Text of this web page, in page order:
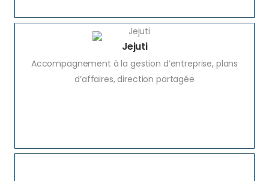
Jejuti
Accompagnement à la gestion d’entreprise, plans
d’affaires, direction partagée